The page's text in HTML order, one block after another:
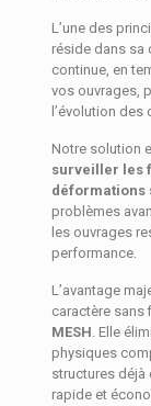
L’une des
réside dans sa
continue, en
vos ouvrages,
l’évolution des
Notre solution
surveiller les
déformations
problèmes
les ouvrages
performance.
L’avantage
caractère sans
MESH . Elle
physiques
structures déjà
rapide et